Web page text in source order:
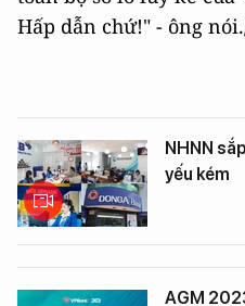
Hấp dẫn chứ!" - ông
NHNN
yếu kém
AGM